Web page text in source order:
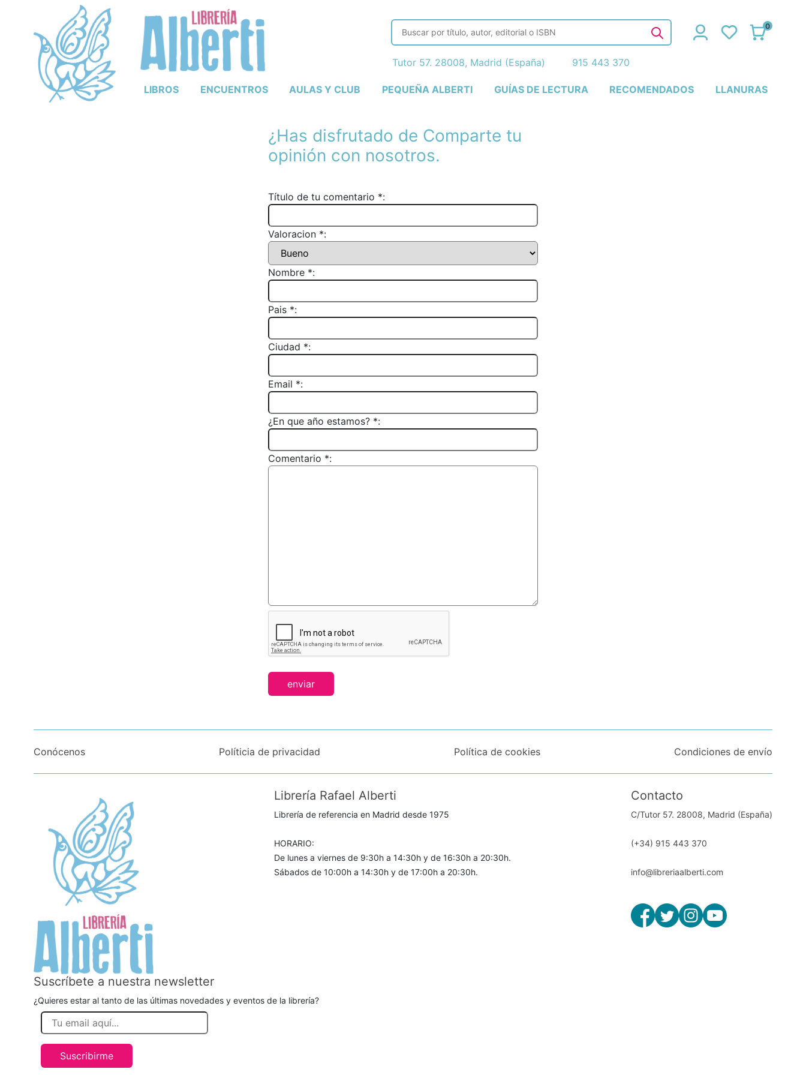
LIBROS ENCUENTROS AULAS Y CLUB PEQUEÑA ALBERTI GUÍAS DE LECTURA RECOMENDADOS LLANURAS
0
Tutor 57. 28008, Madrid (España) 915 443 370
¿Has disfrutado de Comparte tu
opinión con nosotros.
Título de tu comentario *:
Valoracion *:
Nombre *:
Pais *:
Ciudad *:
Email *:
¿En que año estamos? *:
Comentario *:
enviar
Conócenos Políticia de privacidad Política de cookies Condiciones de envío
Librería Rafael Alberti
Librería de referencia en Madrid desde 1975
HORARIO:
De lunes a viernes de 9:30h a 14:30h y de 16:30h a 20:30h.
Sábados de 10:00h a 14:30h y de 17:00h a 20:30h.
Contacto
C/Tutor 57. 28008, Madrid (España)
(+34) 915 443 370
info@libreriaalberti.com
Suscríbete a nuestra newsletter
¿Quieres estar al tanto de las últimas novedades y eventos de la librería?
Suscribirme